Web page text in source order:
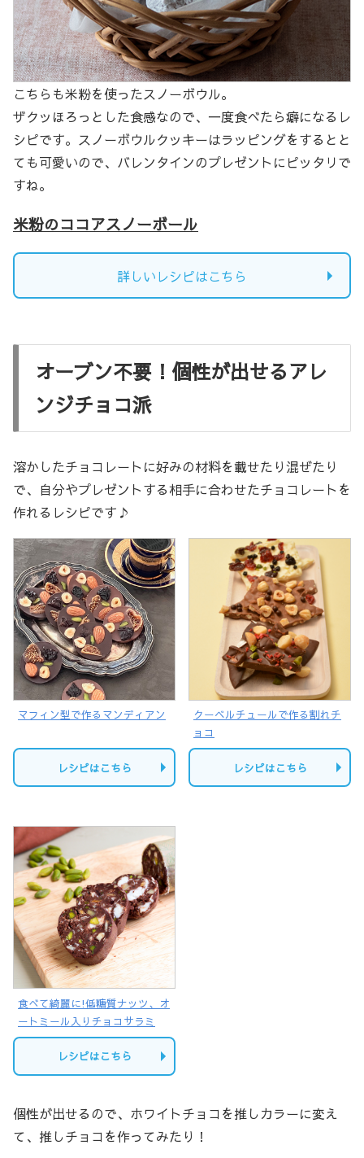
こちらも米粉を使ったスノーボウル。
ザクッほろっとした食感なので、一度食べたら癖になるレ
シピです。スノーボウルクッキーはラッピングをするとと
ても可愛いので、バレンタインのプレゼントにピッタリで
すね。
米粉のココアスノーボール
詳しいレシピはこちら
オーブン不要！個性が出せるアレ
ンジチョコ派
溶かしたチョコレートに好みの材料を載せたり混ぜたり
で、自分やプレゼントする相手に合わせたチョコレートを
作れるレシピです♪
マフィン型で作るマンディアン
レシピはこちら
クーベルチュールで作る割れチ
ョコ
レシピはこちら
食べて綺麗に!低糖質ナッツ、オ
ートミール入りチョコサラミ
レシピはこちら
個性が出せるので、ホワイトチョコを推しカラーに変え
て、推しチョコを作ってみたり！